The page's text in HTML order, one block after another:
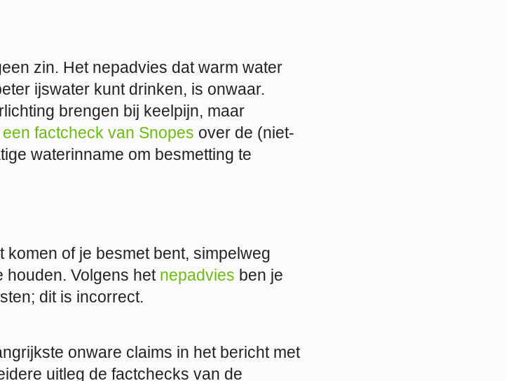
zin. Het nepadvies dat warm water
ijswater kunt drinken, is onwaar.
brengen bij keelpijn, maar
factcheck van Snopes over de (niet-
waterinname om besmetting te
of je besmet bent, simpelweg
houden. Volgens het nepadvies ben je
dit is incorrect.
onware claims in het bericht met
uitleg de factchecks van de